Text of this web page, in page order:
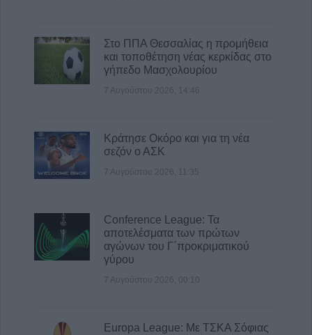
κ. Τιμόθεου το διήμερο 8 & 9 Αυγούστου
7 Αυγούστου 2026, 15:07
Στο ΠΠΑ Θεσσαλίας η προμήθεια
και τοποθέτηση νέας κερκίδας στο
γήπεδο Μασχολουρίου
7 Αυγούστου 2026, 14:46
Κράτησε Οκόρο και για τη νέα
σεζόν ο ΑΣΚ
7 Αυγούστου 2026, 11:35
Conference League: Τα
αποτελέσματα των πρώτων
αγώνων του Γ΄προκριματικού
γύρου
7 Αυγούστου 2026, 00:10
Europa League: Με ΤΣΚΑ Σόφιας